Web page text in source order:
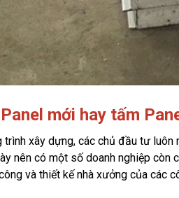
mới hay tấm
trình xây dựng, các chủ đầu tư
nên có một số doanh nghiệp
và thiết kế nhà xưởng của các